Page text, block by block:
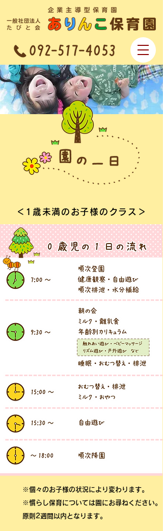
企業主導型保育園 一般社団法人なで
しこ会 ありんこ保育園
＜1歳未満のお子様のクラス＞
※個々のお子様の状況により変わります。
※慣らし保育については園にお尋ねください。
原則2週間以内となります。